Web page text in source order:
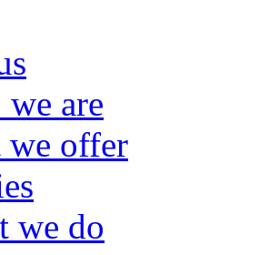
are
we offer
we do